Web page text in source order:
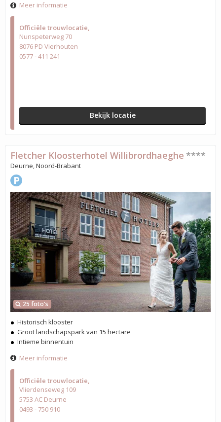
Officiële trouwlocatie
Nunspeterweg 70
8076 PD Vierhouten
0577 - 411 241
Bekijk locatie
Meer informatie
Officiële trouwlocatie
Vlierdenseweg 109
5753 AC Deurne
0493 - 750 910
25 foto's
Fletcher Kloosterhotel Willibrordhaeghe ****
Deurne, Noord-Brabant
Historisch klooster
Groot landschapspark van 15 hectare
Intieme binnentuin
Meer informatie